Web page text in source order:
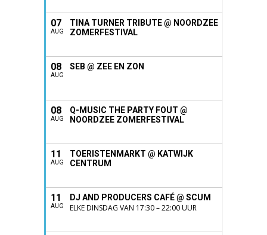
07
AUG
TINA TURNER TRIBUTE @ NOORDZEE
ZOMERFESTIVAL
08
AUG
SEB @ ZEE EN ZON
08
AUG
Q-MUSIC THE PARTY FOUT @
NOORDZEE ZOMERFESTIVAL
11
AUG
TOERISTENMARKT @ KATWIJK
CENTRUM
11
AUG
DJ AND PRODUCERS CAFÉ @ SCUM
ELKE DINSDAG VAN 17:30 – 22:00 UUR